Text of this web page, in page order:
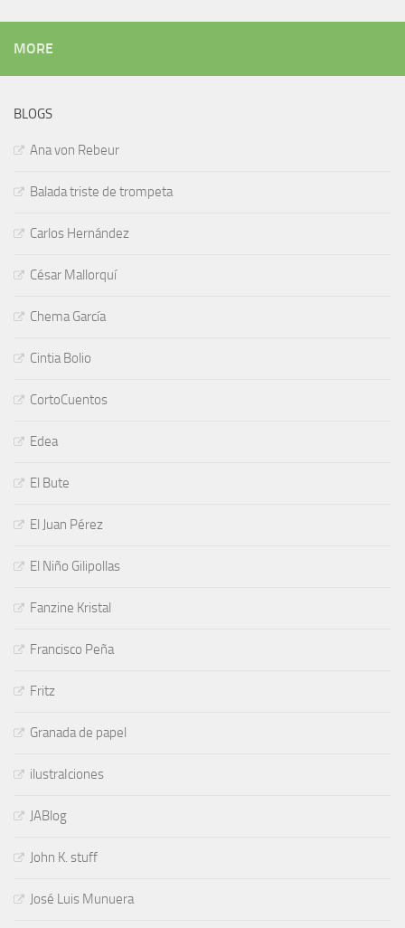
MORE
BLOGS
Ana von Rebeur
Balada triste de trompeta
Carlos Hernández
César Mallorquí
Chema García
Cintia Bolio
CortoCuentos
Edea
El Bute
El Juan Pérez
El Niño Gilipollas
Fanzine Kristal
Francisco Peña
Fritz
Granada de papel
ilustraIciones
JABlog
John K. stuff
José Luis Munuera